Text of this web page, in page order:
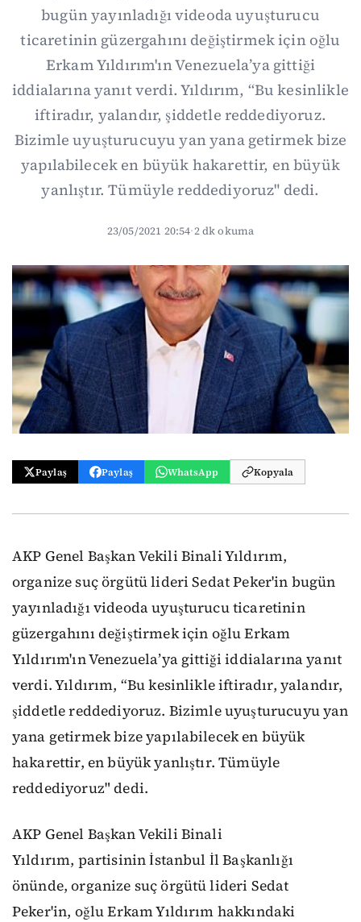
bugün yayınladığı videoda uyuşturucu
ticaretinin güzergahını değiştirmek için oğlu
Erkam Yıldırım'ın Venezuela’ya gittiği
iddialarına yanıt verdi. Yıldırım, “Bu kesinlikle
iftiradır, yalandır, şiddetle reddediyoruz.
Bizimle uyuşturucuyu yan yana getirmek bize
yapılabilecek en büyük hakarettir, en büyük
yanlıştır. Tümüyle reddediyoruz" dedi.
23/05/2021 20:54·2 dk okuma
Paylaş Paylaş WhatsApp Kopyala
AKP Genel Başkan Vekili Binali Yıldırım,
organize suç örgütü lideri Sedat Peker'in bugün
yayınladığı videoda uyuşturucu ticaretinin
güzergahını değiştirmek için oğlu Erkam
Yıldırım'ın Venezuela’ya gittiği iddialarına yanıt
verdi. Yıldırım, “Bu kesinlikle iftiradır, yalandır,
şiddetle reddediyoruz. Bizimle uyuşturucuyu yan
yana getirmek bize yapılabilecek en büyük
hakarettir, en büyük yanlıştır. Tümüyle
reddediyoruz" dedi.
AKP Genel Başkan Vekili Binali
Yıldırım, partisinin İstanbul İl Başkanlığı
önünde, organize suç örgütü lideri Sedat
Peker'in, oğlu Erkam Yıldırım hakkındaki